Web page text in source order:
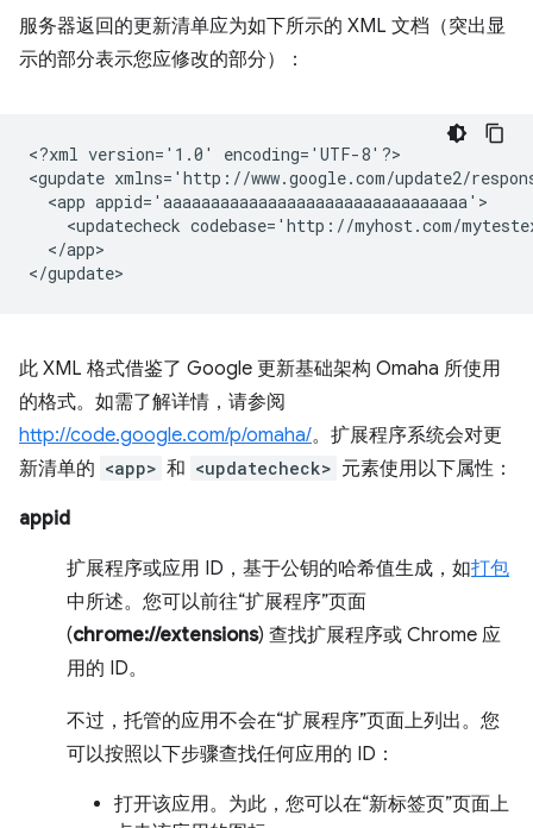
服务器返回的更新清单应为如下所示的 XML 文档（突出显
示的部分表示您应修改的部分）：
<?xml version='1.0'
encoding='UTF-8'?>
<gupdate xmlns='http://www.google.com/update2/
<app
<updatecheck codebase='http://myhost.com/
</app>
此 XML 格式借鉴了 Google 更新基础架构 Omaha 所使用
的格式。如需了解详情，请参阅
http://code.google.com/p/omaha/。扩展程序系统会对更
新清单的 <app> 和 <updatecheck> 元素使用以下属性：
appid
扩展程序或应用 ID，基于公钥的哈希值生成，如打包
中所述。您可以前往“扩展程序”页面
(chrome://extensions) 查找扩展程序或 Chrome 应
用的 ID。
不过，托管的应用不会在“扩展程序”页面上列出。您
可以按照以下步骤查找任何应用的 ID：
打开该应用。为此，您可以在“新标签页”页面上